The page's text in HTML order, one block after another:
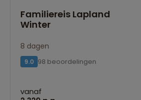
Familiereis Lapland
Winter
8 dagen
9.0 98 beoordelingen
vanaf